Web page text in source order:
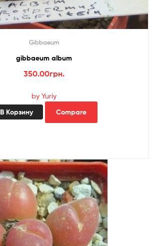
Gibbaeum
gibbaeum album
350.00грн.
by Yuriy
В Корзину Compare